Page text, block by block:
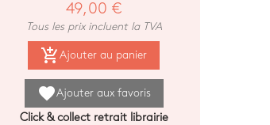
49,00 €
Tous les prix incluent la TVA
add_shopping_cart Ajouter au panier
favoriteAjouter aux favoris
Click & collect retrait librairie